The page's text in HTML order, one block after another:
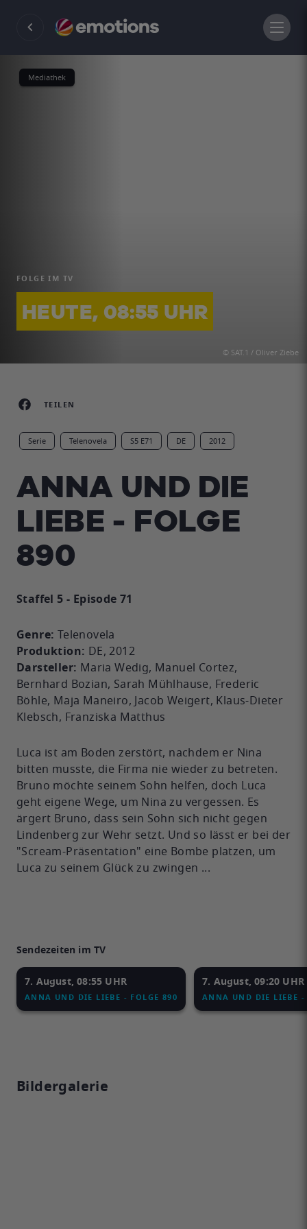
© SAT.1 / Oliver Ziebe
Mediathek
FOLGE IM TV
HEUTE, 08:55 UHR
TEILEN
Serie Telenovela S5 E71 DE 2012
ANNA UND DIE
LIEBE - FOLGE
890
Staffel 5 - Episode 71
Genre: Telenovela
Produktion: DE, 2012
Darsteller: Maria Wedig, Manuel Cortez,
Bernhard Bozian, Sarah Mühlhause, Frederic
Böhle, Maja Maneiro, Jacob Weigert, Klaus-Dieter
Klebsch, Franziska Matthus
Luca ist am Boden zerstört, nachdem er Nina
bitten musste, die Firma nie wieder zu betreten.
Bruno möchte seinem Sohn helfen, doch Luca
geht eigene Wege, um Nina zu vergessen. Es
ärgert Bruno, dass sein Sohn sich nicht gegen
Lindenberg zur Wehr setzt. Und so lässt er bei der
"Scream-Präsentation" eine Bombe platzen, um
Luca zu seinem Glück zu zwingen ...
Sendezeiten im TV
7. August, 08:55 UHR
ANNA UND DIE LIEBE - FOLGE 890
7. August, 09:20 UHR
ANNA UND DIE LIEBE -
Bildergalerie